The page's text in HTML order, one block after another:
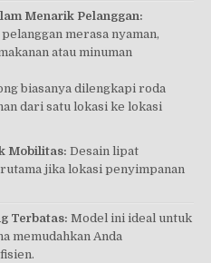
Menarik Pelanggan:
merasa nyaman,
atau minuman
biasanya dilengkapi roda
dari satu lokasi ke lokasi
Mobilitas: Desain lipat
jika lokasi penyimpanan
Terbatas: Model ini ideal untuk
memudahkan Anda